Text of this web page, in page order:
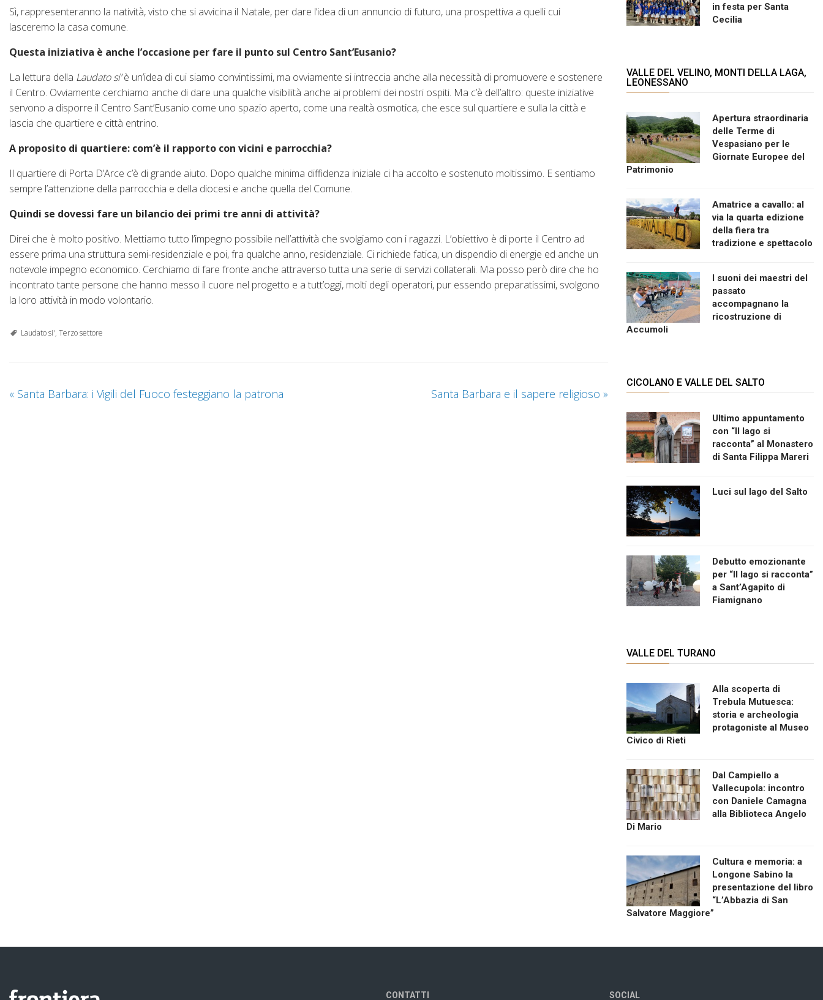
Sì, rappresenteranno la natività, visto che si avvicina il Natale, per dare l’idea di un annuncio di futuro, una prospettiva a quelli cui
lasceremo la casa comune.
Questa iniziativa è anche l’occasione per fare il punto sul Centro Sant’Eusanio?
La lettura della Laudato si’è un’idea di cui siamo convintissimi, ma ovviamente si intreccia anche alla necessità di promuovere e sostenere
il Centro. Ovviamente cerchiamo anche di dare una qualche visibilità anche ai problemi dei nostri ospiti. Ma c’è dell’altro: queste iniziative
servono a disporre il Centro Sant’Eusanio come uno spazio aperto, come una realtà osmotica, che esce sul quartiere e sulla la città e
lascia che quartiere e città entrino.
A proposito di quartiere: com’è il rapporto con vicini e parrocchia?
Il quartiere di Porta D’Arce c’è di grande aiuto. Dopo qualche minima diffidenza iniziale ci ha accolto e sostenuto moltissimo. E sentiamo
sempre l’attenzione della parrocchia e della diocesi e anche quella del Comune.
Quindi se dovessi fare un bilancio dei primi tre anni di attività?
Direi che è molto positivo. Mettiamo tutto l’impegno possibile nell’attività che svolgiamo con i ragazzi. L’obiettivo è di porte il Centro ad
essere prima una struttura semi-residenziale e poi, fra qualche anno, residenziale. Ci richiede fatica, un dispendio di energie ed anche un
notevole impegno economico. Cerchiamo di fare fronte anche attraverso tutta una serie di servizi collaterali. Ma posso però dire che ho
incontrato tante persone che hanno messo il cuore nel progetto e a tutt’oggi, molti degli operatori, pur essendo preparatissimi, svolgono
la loro attività in modo volontario.
Laudato si', Terzo settore
« Santa Barbara: i Vigili del Fuoco festeggiano la patrona Santa Barbara e il sapere religioso »
in festa per Santa
Cecilia
VALLE DEL VELINO, MONTI DELLA LAGA,
LEONESSANO
Apertura straordinaria
delle Terme di
Vespasiano per le
Giornate Europee del
Patrimonio
Amatrice a cavallo: al
via la quarta edizione
della fiera tra
tradizione e spettacolo
I suoni dei maestri del
passato
accompagnano la
ricostruzione di
Accumoli
CICOLANO E VALLE DEL SALTO
Ultimo appuntamento
con “Il lago si
racconta” al Monastero
di Santa Filippa Mareri
Luci sul lago del Salto
Debutto emozionante
per “Il lago si racconta”
a Sant’Agapito di
Fiamignano
VALLE DEL TURANO
Alla scoperta di
Trebula Mutuesca:
storia e archeologia
protagoniste al Museo
Civico di Rieti
Dal Campiello a
Vallecupola: incontro
con Daniele Camagna
alla Biblioteca Angelo
Di Mario
Cultura e memoria: a
Longone Sabino la
presentazione del libro
“L’Abbazia di San
Salvatore Maggiore”
CONTATTI SOCIAL